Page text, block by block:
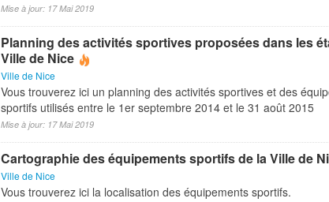
Mise à jour: 17 Mai 2019
Planning des activités sportives proposées dans les
Ville de Nice
Ville de Nice
Vous trouverez ici un planning des activités sportives et des
sportifs utilisés entre le 1er septembre 2014 et le 31 août 2015
Mise à jour: 17 Mai 2019
Cartographie des équipements sportifs de la Ville de
Ville de Nice
Vous trouverez ici la localisation des équipements sportifs.